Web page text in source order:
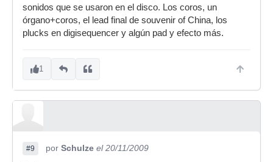
sonidos que se usaron en el disco. Los coros, un
órgano+coros, el lead final de souvenir of China, los
plucks en digisequencer y algún pad y efecto más.
1
#9 por Schulze el 20/11/2009